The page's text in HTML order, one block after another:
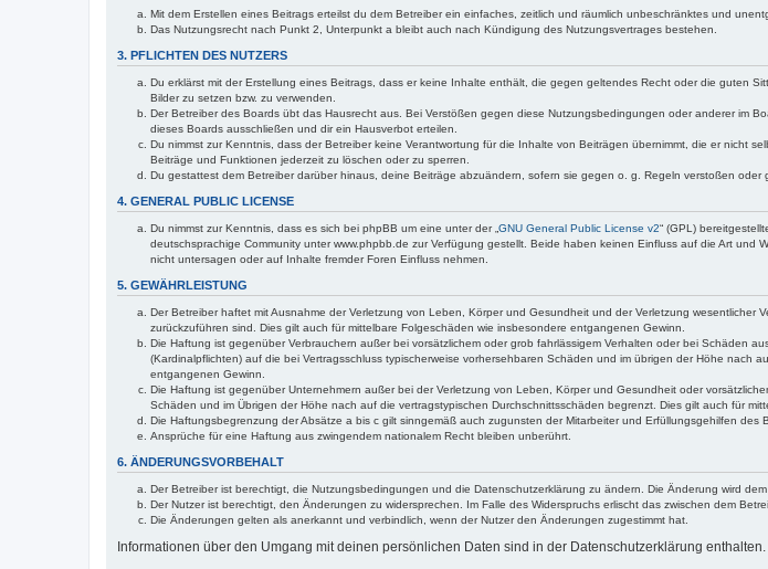
Mit dem Erstellen eines Beitrags erteilst du dem Betreiber ein einfaches, zeitlich und räumlich unbeschränktes und
Das Nutzungsrecht nach Punkt 2, Unterpunkt a bleibt auch nach Kündigung des Nutzungsvertrages bestehen.
3. PFLICHTEN DES NUTZERS
Du erklärst mit der Erstellung eines Beitrags, dass er keine Inhalte enthält, die gegen geltendes Recht oder die guten
Bilder zu setzen bzw. zu verwenden.
Der Betreiber des Boards übt das Hausrecht aus. Bei Verstößen gegen diese Nutzungsbedingungen oder anderer im
dieses Boards ausschließen und dir ein Hausverbot erteilen.
Du nimmst zur Kenntnis, dass der Betreiber keine Verantwortung für die Inhalte von Beiträgen übernimmt, die er nicht
Beiträge und Funktionen jederzeit zu löschen oder zu sperren.
Du gestattest dem Betreiber darüber hinaus, deine Beiträge abzuändern, sofern sie gegen o. g. Regeln verstoßen
4. GENERAL PUBLIC LICENSE
Du nimmst zur Kenntnis, dass es sich bei phpBB um eine unter der „ GNU General Public License v2“ (GPL)
deutschsprachige Community unter www.phpbb.de zur Verfügung gestellt. Beide haben keinen Einfluss auf die Art
nicht untersagen oder auf Inhalte fremder Foren Einfluss nehmen.
5. GEWÄHRLEISTUNG
Der Betreiber haftet mit Ausnahme der Verletzung von Leben, Körper und Gesundheit und der Verletzung
zurückzuführen sind. Dies gilt auch für mittelbare Folgeschäden wie insbesondere entgangenen Gewinn.
Die Haftung ist gegenüber Verbrauchern außer bei vorsätzlichem oder grob fahrlässigem Verhalten oder bei Schäden
(Kardinalpflichten) auf die bei Vertragsschluss typischerweise vorhersehbaren Schäden und im übrigen der Höhe
entgangenen Gewinn.
Die Haftung ist gegenüber Unternehmern außer bei der Verletzung von Leben, Körper und Gesundheit oder
Schäden und im Übrigen der Höhe nach auf die vertragstypischen Durchschnittsschäden begrenzt. Dies gilt auch für
Die Haftungsbegrenzung der Absätze a bis c gilt sinngemäß auch zugunsten der Mitarbeiter und Erfüllungsgehilfen des
Ansprüche für eine Haftung aus zwingendem nationalem Recht bleiben unberührt.
6. ÄNDERUNGSVORBEHALT
Der Betreiber ist berechtigt, die Nutzungsbedingungen und die Datenschutzerklärung zu ändern. Die Änderung wird dem
Der Nutzer ist berechtigt, den Änderungen zu widersprechen. Im Falle des Widerspruchs erlischt das zwischen dem
Die Änderungen gelten als anerkannt und verbindlich, wenn der Nutzer den Änderungen zugestimmt hat.
Informationen über den Umgang mit deinen persönlichen Daten sind in der Datenschutzerklärung enthalten.